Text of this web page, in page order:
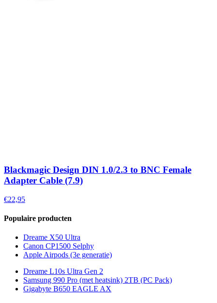
Blackmagic Design DIN 1.0/2.3 to BNC Female
Adapter Cable (7.9)
€22,95
Populaire producten
Dreame X50 Ultra
Canon CP1500 Selphy
Apple Airpods (3e generatie)
Dreame L10s Ultra Gen 2
Samsung 990 Pro (met heatsink) 2TB (PC Pack)
Gigabyte B650 EAGLE AX